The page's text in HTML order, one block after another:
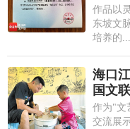
作品以
东坡文
培养的...
海口
国文
作为"文
交流展